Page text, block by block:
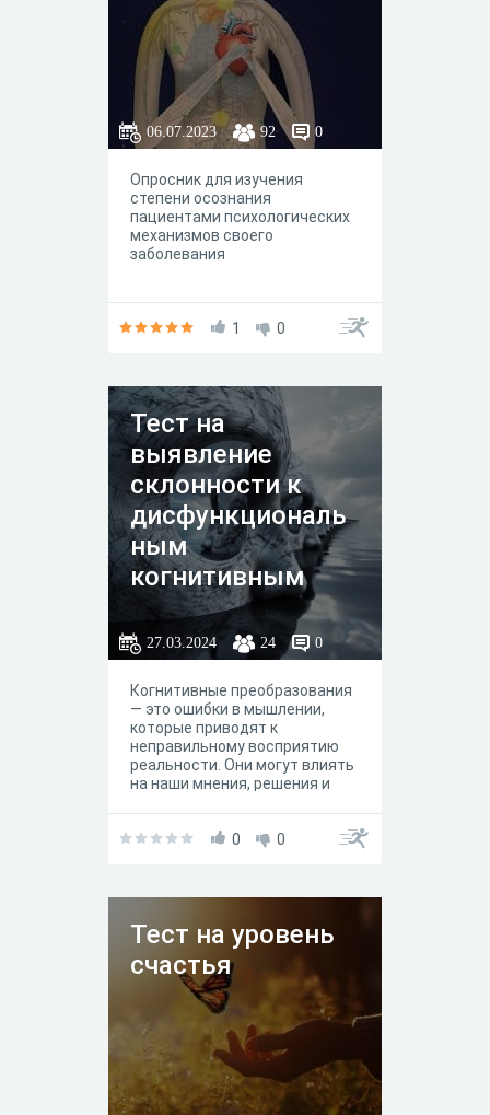
06.07.2023 92 0
Опросник для изучения
степени осознания
пациентами психологических
механизмов своего
заболевания
1 0
Тест на
выявление
склонности к
дисфункциональ
ным
когнитивным
искажениям
27.03.2024 24 0
Когнитивные преобразования
— это ошибки в мышлении,
которые приводят к
неправильному восприятию
реальности. Они могут влиять
на наши мнения, решения и
на некоторую склонность к
является в полной мере
заменить профессиональную
оценку. Если вы обеспокоены
данным обстоятельством,
рекомендуется обратиться за
помощью к
квалифицированному
психологу
https://t.me/Nadezhda_Shaban
ova
0 0
Тест на уровень
счастья